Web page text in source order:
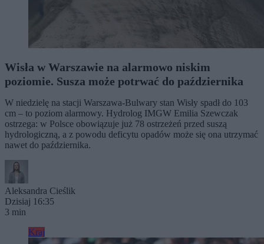
Wisła w Warszawie na alarmowo niskim
poziomie. Susza może potrwać do października
W niedzielę na stacji Warszawa-Bulwary stan Wisły spadł do 103
cm – to poziom alarmowy. Hydrolog IMGW Emilia Szewczak
ostrzega: w Polsce obowiązuje już 78 ostrzeżeń przed suszą
hydrologiczną, a z powodu deficytu opadów może się ona utrzymać
nawet do października.
Aleksandra Cieślik
Dzisiaj 16:35
3 min
Kraj